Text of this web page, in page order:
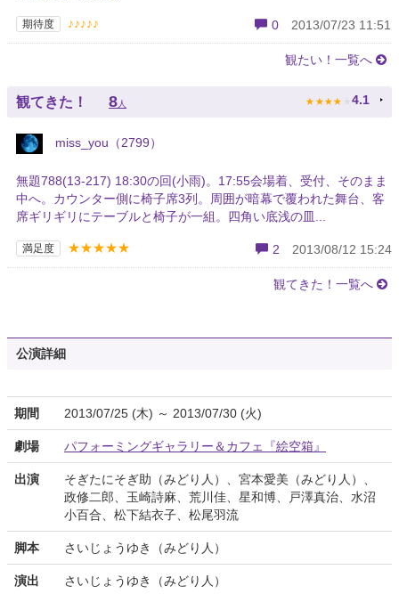
期待度 ♪♪♪♪♪ 0 2013/07/23 11:51
観たい！一覧へ
観てきた！ 8人 ★ ★ ★ ★ ★ 4.1
miss_you（2799）
無題788(13-217) 18:30の回(小雨)。17:55会場着、受付、そのまま
中へ。カウンター側に椅子席3列。周囲が暗幕で覆われた舞台、客
席ギリギリにテーブルと椅子が一組。四角い底浅の皿...
満足度 ★★★★★ 2 2013/08/12 15:24
観てきた！一覧へ
公演詳細
期間 2013/07/25 (木) ～ 2013/07/30 (火)
劇場 パフォーミングギャラリー＆カフェ『絵空箱』
出演
そぎたにそぎ助（みどり人）、宮本愛美（みどり人）、
政修二郎、玉崎詩麻、荒川佳、星和博、戸澤真治、水沼
小百合、松下結衣子、松尾羽流
脚本 さいじょうゆき（みどり人）
演出 さいじょうゆき（みどり人）